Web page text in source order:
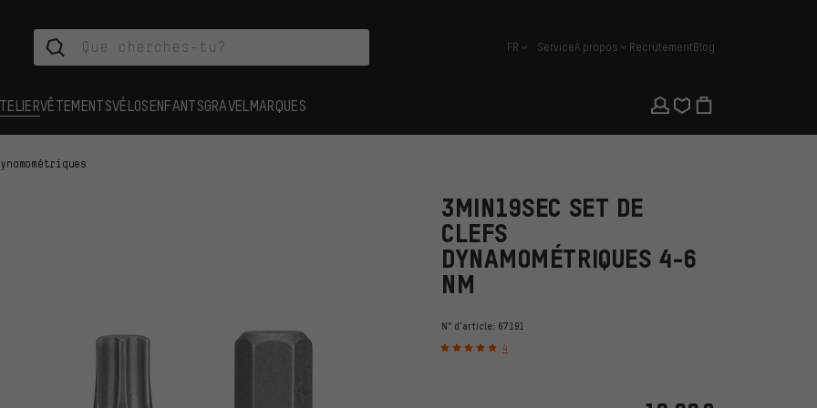
français
FR ServiceÀ propos RecrutementBlog
VÊTEMENTSVÉLOSENFANTSGRAVEL MARQUES
3MIN19SEC SET DE
CLEFS
DYNAMOMÉTRIQUES 4-6
NM
N° d'article: 67191
4